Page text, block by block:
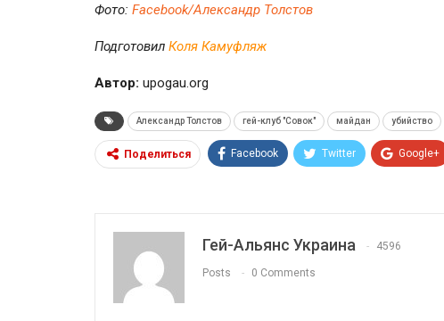
Фото: Facebook/Александр Толстов
Подготовил Коля Камуфляж
Автор: upogau.org
Александр Толстов гей-клуб "Совок" майдан убийство
Поделиться Facebook Twitter Google+
Гей-Альянс Украина 4596
Posts 0 Comments